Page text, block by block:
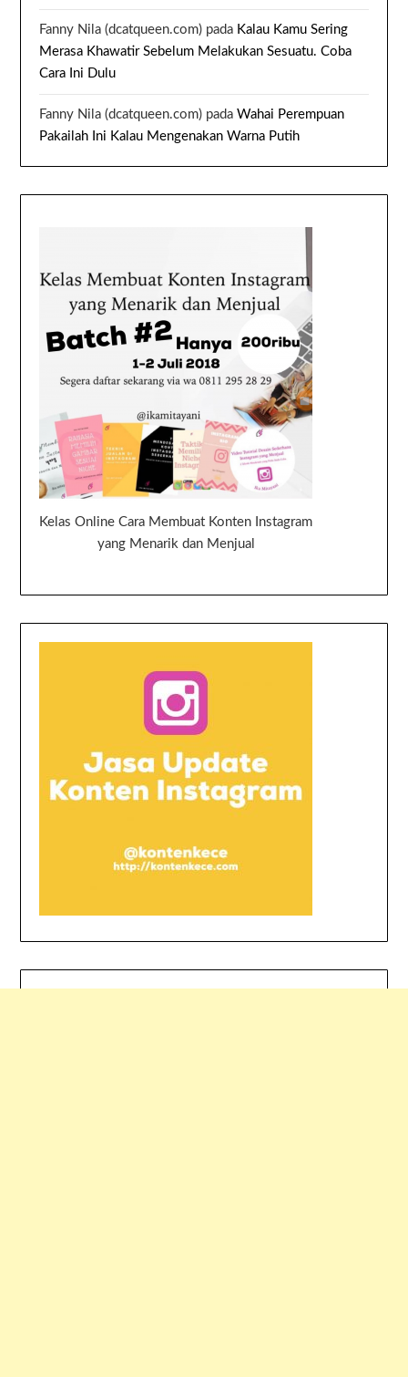
Fanny Nila (dcatqueen.com) pada Kalau Kamu Sering
Merasa Khawatir Sebelum Melakukan Sesuatu. Coba
Cara Ini Dulu
Fanny Nila (dcatqueen.com) padaWahai Perempuan
Pakailah Ini Kalau Mengenakan Warna Putih
Kelas Online Cara Membuat Konten Instagram
yang Menarik dan Menjual